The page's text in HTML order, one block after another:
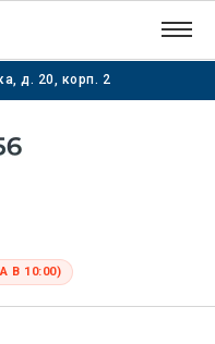
д. 20, корп. 2
В 10:00)